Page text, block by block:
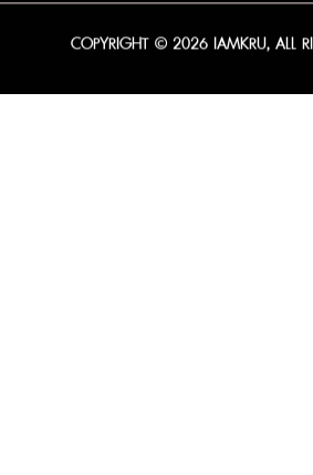
COPYRIGHT © 2026 IAMKRU, ALL